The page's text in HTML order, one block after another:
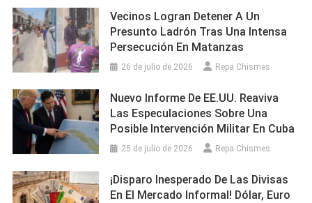
Vecinos Logran Detener A Un
Presunto Ladrón Tras Una Intensa
Persecución En Matanzas
26 de julio de 2026 Repa Chismes
Nuevo Informe De EE.UU. Reaviva
Las Especulaciones Sobre Una
Posible Intervención Militar En Cuba
25 de julio de 2026 Repa Chismes
¡Disparo Inesperado De Las Divisas
En El Mercado Informal! Dólar, Euro